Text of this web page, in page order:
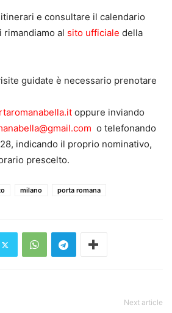
e consultare il calendario
al sito ufficiale della
guidate è necessario prenotare
oppure inviando
o telefonando
indicando il proprio nominativo,
prescelto.
milano porta romana
Next article